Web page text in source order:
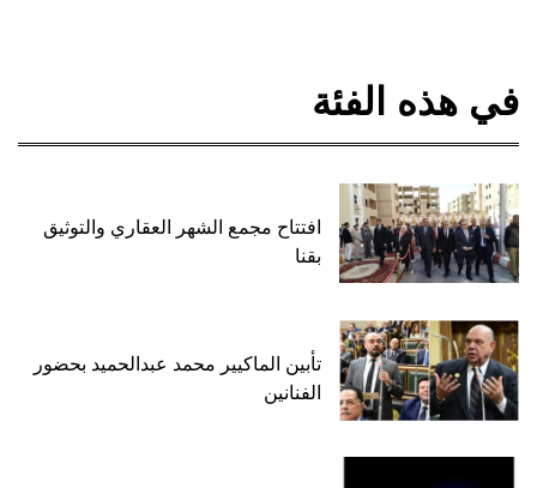
في هذه الفئة
افتتاح مجمع الشهر العقاري والتوثيق
بقنا
تأبين الماكيير محمد عبدالحميد بحضور
الفنانين